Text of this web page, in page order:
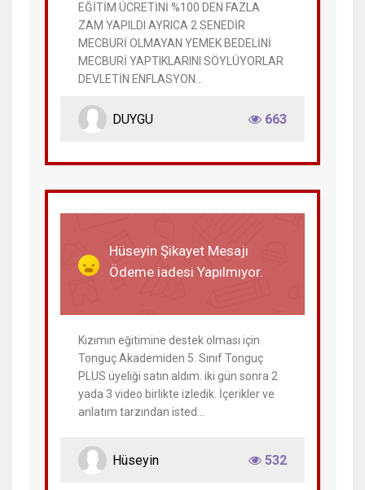
EĞİTİM ÜCRETİNİ %100 DEN FAZLA
ZAM YAPILDI AYRICA 2 SENEDİR
MECBURİ OLMAYAN YEMEK BEDELİNİ
MECBURİ YAPTIKLARINI SÖYLÜYORLAR
DEVLETİN ENFLASYON...
DUYGU 663
Hüseyin Şikayet Mesajı
Ödeme iadesi Yapılmıyor.
Kızımın eğitimine destek olması için
Tonguç Akademiden 5. Sınıf Tonguç
PLUS üyeliği satın aldım. iki gün sonra 2
yada 3 video birlikte izledik. İçerikler ve
anlatım tarzından isted...
Hüseyin 532